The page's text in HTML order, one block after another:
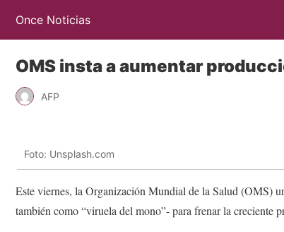
Once Noticias
OMS insta a aumentar
AFP
Foto: Unsplash.com
Este viernes, la Organización Mundial de la Salud (OMS)
también como “viruela del mono”- para frenar la creciente